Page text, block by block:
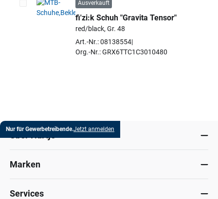
Artikel auswählen
Ausverkauft
fi'zi:k Schuh "Gravita Tensor"
red/black, Gr. 48
Art.-Nr.: 08138554
Org.-Nr.: GRX6TTC1C3010480
Nur für Gewerbetreibende.Jetzt anmelden
Marken
Services